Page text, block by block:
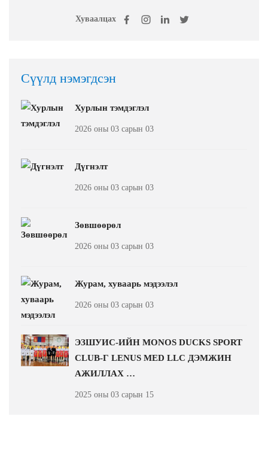
Хуваалцах
Сүүлд нэмэгдсэн
Хурлын тэмдэглэл
2026 оны 03 сарын 03
Дүгнэлт
2026 оны 03 сарын 03
Зөвшөөрөл
2026 оны 03 сарын 03
Журам, хуваарь мэдээлэл
2026 оны 03 сарын 03
ЭЗШУИС-ИЙН MONOS DUCKS SPORT
CLUB-Г LENUS MED LLC ДЭМЖИН
АЖИЛЛАХ …
2025 оны 03 сарын 15